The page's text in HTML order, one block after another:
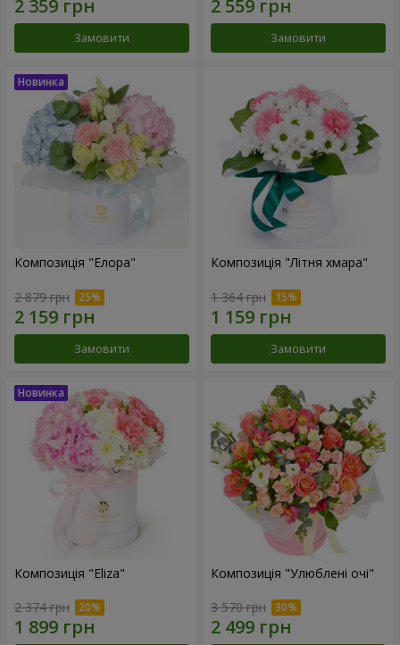
Замовити Замовити
Композиція "Елора"
2 879 грн
Замовити
Композиція "Літня хмара"
1 364 грн
Замовити
Композиція "Eliza"
2 374 грн
Композиція "Улюблені очі"
3 570 грн